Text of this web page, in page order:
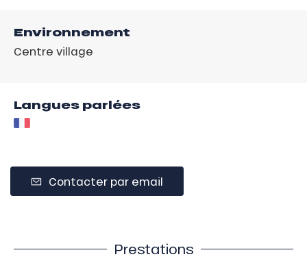
Environnement
Centre village
Langues parlées
Contacter par email
Prestations